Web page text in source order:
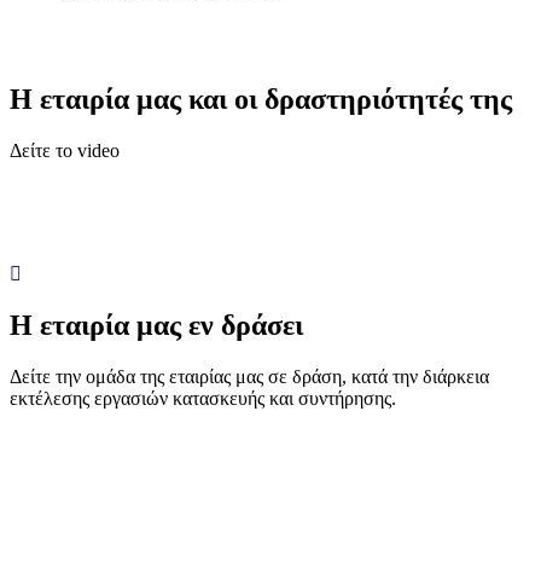
H εταιρία μας και οι δραστηριότητές της
Δείτε το video
Η εταιρία μας εν δράσει
Δείτε την ομάδα της εταιρίας μας σε δράση, κατά την διάρκεια
εκτέλεσης εργασιών κατασκευής και συντήρησης.